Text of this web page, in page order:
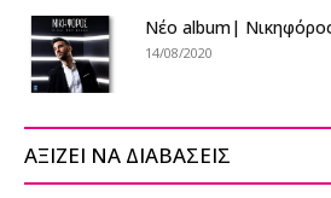
Νέο album|
14/08/2020
ΑΞΙΖΕΙ ΝΑ ΔΙΑΒΑΣΕΙΣ